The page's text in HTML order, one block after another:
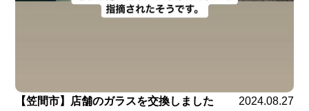
【笠間市】店舗のガラスを交換しました
2024.08.27